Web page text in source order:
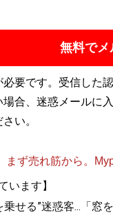
無料で
要です。受信した
合、迷惑メールに
い。
ず売れ筋から。
います】
せる”迷惑客...「窓